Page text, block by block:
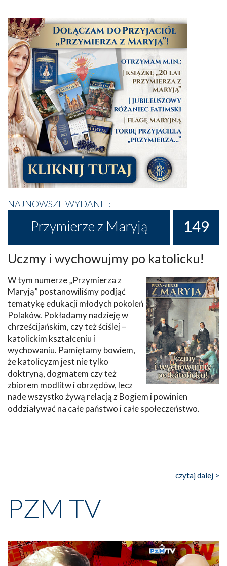
NAJNOWSZE WYDANIE:
Przymierze z Maryją 149
Uczmy i wychowujmy po katolicku!
W tym numerze „Przymierza z
Maryją” postanowiliśmy podjąć
tematykę edukacji młodych pokoleń
Polaków. Pokładamy nadzieję w
chrześcijańskim, czy też ściślej –
katolickim kształceniu i
wychowaniu. Pamiętamy bowiem,
że katolicyzm jest nie tylko
doktryną, dogmatem czy też
zbiorem modlitw i obrzędów, lecz
nade wszystko żywą relacją z Bogiem i powinien
oddziaływać na całe państwo i całe społeczeństwo.
czytaj dalej >
PZM TV